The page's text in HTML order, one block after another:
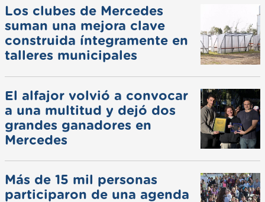
Los clubes de Mercedes
suman una mejora clave
construida íntegramente en
talleres municipales
El alfajor volvió a convocar
a una multitud y dejó dos
grandes ganadores en
Mercedes
Más de 15 mil personas
participaron de una agenda